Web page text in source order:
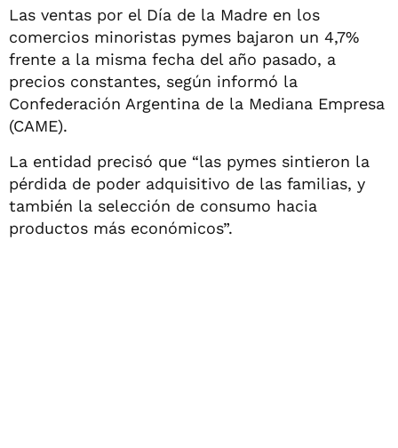
Las ventas por el Día de la Madre en los
comercios minoristas pymes bajaron un 4,7%
frente a la misma fecha del año pasado, a
precios constantes, según informó la
Confederación Argentina de la Mediana Empresa
(CAME).
La entidad precisó que “las pymes sintieron la
pérdida de poder adquisitivo de las familias, y
también la selección de consumo hacia
productos más económicos”.